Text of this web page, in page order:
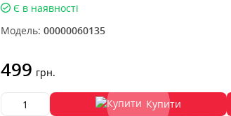
Є в наявності
Модель: 00000060135
499 грн.
Купити